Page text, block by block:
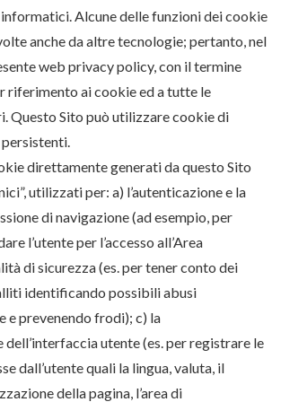
Alcune delle funzioni dei cookie
anche da altre tecnologie; pertanto, nel
web privacy policy, con il termine
riferimento ai cookie ed a tutte le
Questo Sito può utilizzare cookie di
persistenti.
direttamente generati da questo Sito
utilizzati per: a) l’autenticazione e la
di navigazione (ad esempio, per
l’utente per l’accesso all’Area
di sicurezza (es. per tener conto dei
identificando possibili abusi
e prevenendo frodi); c) la
utente (es. per registrare le
dall’utente quali la lingua, valuta, il
della pagina, l’area di